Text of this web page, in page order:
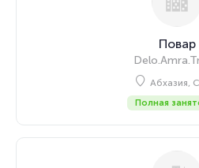
Повар
Абхазия,
Полная